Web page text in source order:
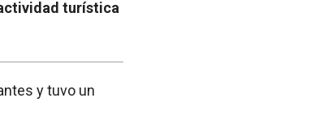
turística
y tuvo un